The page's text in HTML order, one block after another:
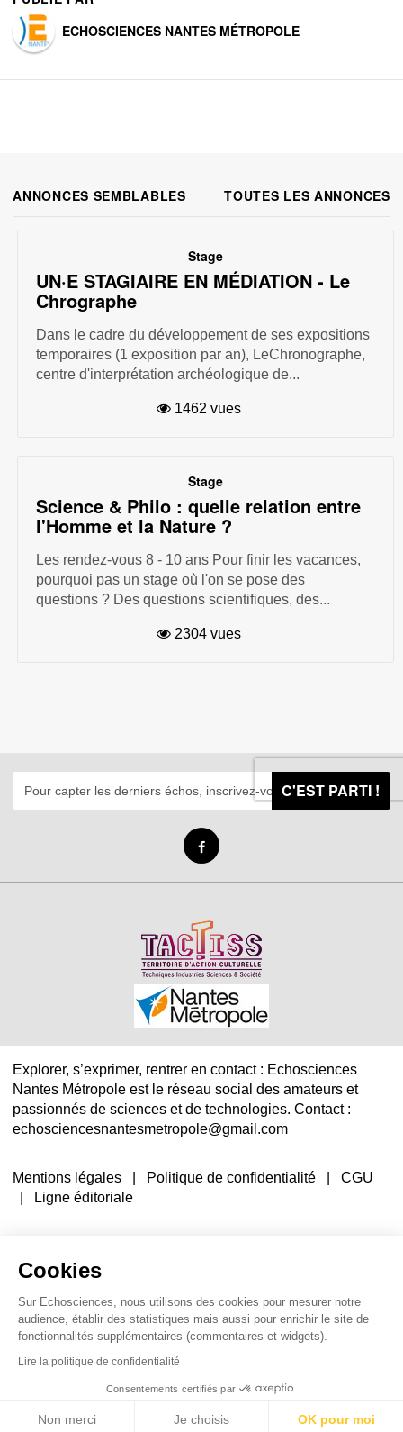
Cookies
Sur Echosciences, nous utilisons des cookies pour mesurer notre
audience, établir des statistiques mais aussi pour enrichir le site de
fonctionnalités supplémentaires (commentaires et widgets).
Lire la politique de confidentialité
Consentements certifiés par
Non merci Je choisis OK pour moi
ECHOSCIENCES NANTES MÉTROPOLE
TOUTES LES ANNONCES
ANNONCES SEMBLABLES
Stage
UN·E STAGIAIRE EN MÉDIATION - Le
Chrographe
Dans le cadre du développement de ses expositions
temporaires (1 exposition par an), LeChronographe,
centre d'interprétation archéologique de...
1462 vues
Stage
Science & Philo : quelle relation entre
l'Homme et la Nature ?
Les rendez-vous 8 - 10 ans Pour finir les vacances,
pourquoi pas un stage où l'on se pose des
questions ? Des questions scientifiques, des...
2304 vues
C'EST PARTI !
Explorer, s’exprimer, rentrer en contact : Echosciences
Nantes Métropole est le réseau social des amateurs et
passionnés de sciences et de technologies. Contact :
echosciencesnantesmetropole@gmail.com
Mentions légales Politique de confidentialité |CGU
Ligne éditoriale